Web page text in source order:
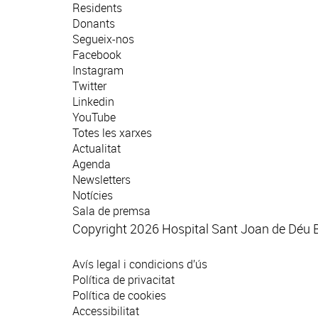
Residents
Donants
Segueix-nos
Facebook
Instagram
Twitter
Linkedin
YouTube
Totes les xarxes
Actualitat
Agenda
Newsletters
Notícies
Sala de premsa
Copyright 2026 Hospital Sant Joan de Déu
Avís legal i condicions d’ús
Política de privacitat
Política de cookies
Accessibilitat